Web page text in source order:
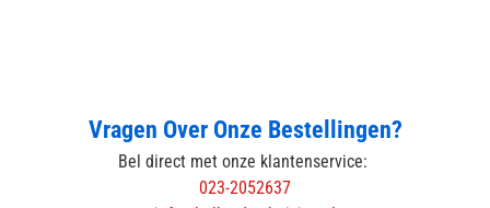
Vragen Over Onze Bestellingen?
Bel direct met onze klantenservice:
023-2052637